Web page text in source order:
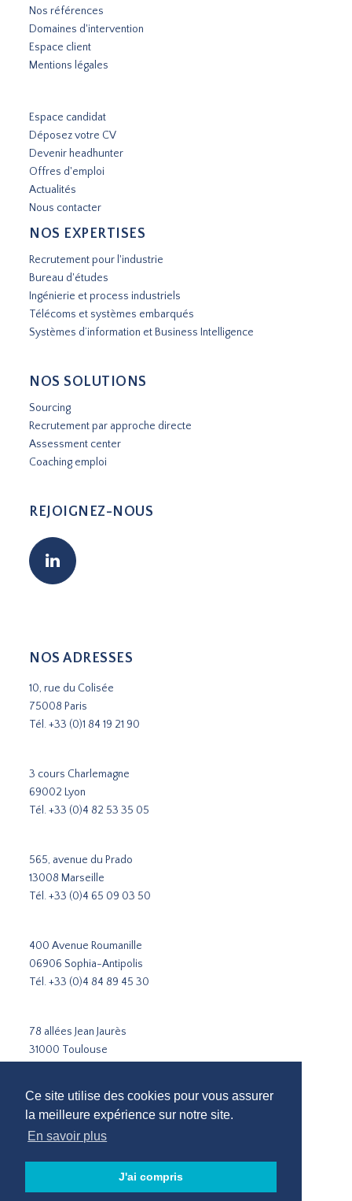
Ce site utilise des cookies pour vous assurer
la meilleure expérience sur notre site.
En savoir plus
J'ai compris
Nos références
Domaines d'intervention
Espace client
Mentions légales
Espace candidat
Déposez votre CV
Devenir headhunter
Offres d'emploi
Actualités
Nous contacter
NOS EXPERTISES
Recrutement pour l'industrie
Bureau d'études
Ingénierie et process industriels
Télécoms et systèmes embarqués
Systèmes d’information et Business Intelligence
NOS SOLUTIONS
Sourcing
Recrutement par approche directe
Assessment center
Coaching emploi
REJOIGNEZ-NOUS
NOS ADRESSES
10, rue du Colisée
75008 Paris
Tél.+33 (0)1 84 19 21 90
3 cours Charlemagne
69002 Lyon
Tél.+33 (0)4 82 53 35 05
565, avenue du Prado
13008 Marseille
Tél.+33 (0)4 65 09 03 50
400 Avenue Roumanille
06906 Sophia-Antipolis
Tél.+33 (0)4 84 89 45 30
78 allées Jean Jaurès
31000 Toulouse
Cabinet de recrutement Paris
Cabinet de recrutement Lyon
Cabinet de recrutement Toulouse